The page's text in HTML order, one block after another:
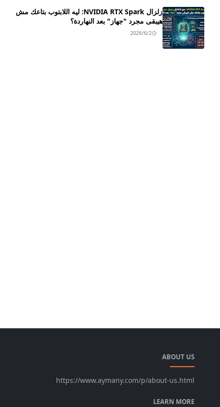
زلزال NVIDIA RTX Spark: ليه اللابتوب بتاعك مش
هيبقى مجرد "جهاز" بعد النهاردة؟
2026/6/2
ABOUT US
https://www.aymany.com/p/about-us.html
LEARN MORE